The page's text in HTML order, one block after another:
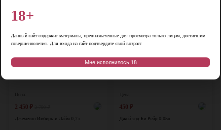
2 450 ₽
Джемесон Имбирь и Лайм 0,7л
450 ₽
Джей энд Би Рейр 0,05л
18+
Данный сайт содержит материалы, предназначенные для просмотра только лицам, достигшим
совершеннолетия. Для входа на сайт подтвердите свой возраст.
Мне исполнилось 18